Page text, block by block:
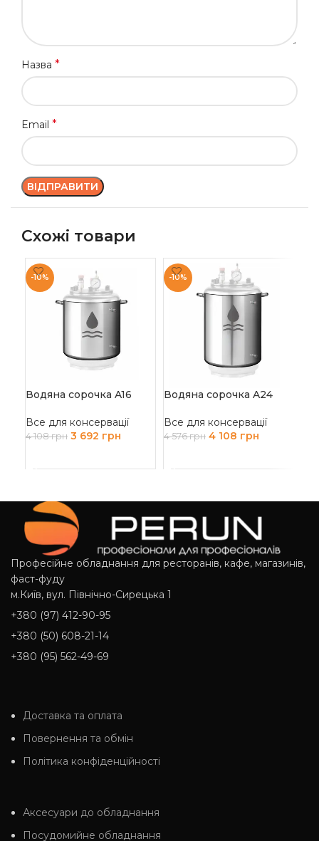
Назва *
Email *
Схожі товари
-10%
Водяна сорочка A16
Все для консервації
4 108грн 3 692 грн
-10%
Водяна сорочка A24
Все для консервації
4 576грн 4 108 грн
Професійне обладнання для ресторанів, кафе, магазинів,
фаст-фуду
м.Київ, вул. Північно-Сирецька 1
+380 (97) 412-90-95
+380 (50) 608-21-14
+380 (95) 562-49-69
Доставка та оплата
Повернення та обмін
Політика конфіденційності
Аксесуари до обладнання
Посудомийне обладнання